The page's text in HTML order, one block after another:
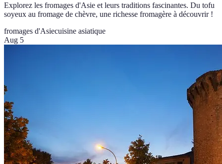
Explorez les fromages d'Asie et leurs traditions fascinantes. Du tofu
soyeux au fromage de chèvre, une richesse fromagère à découvrir !
fromages d'Asiecuisine asiatique
Aug 5